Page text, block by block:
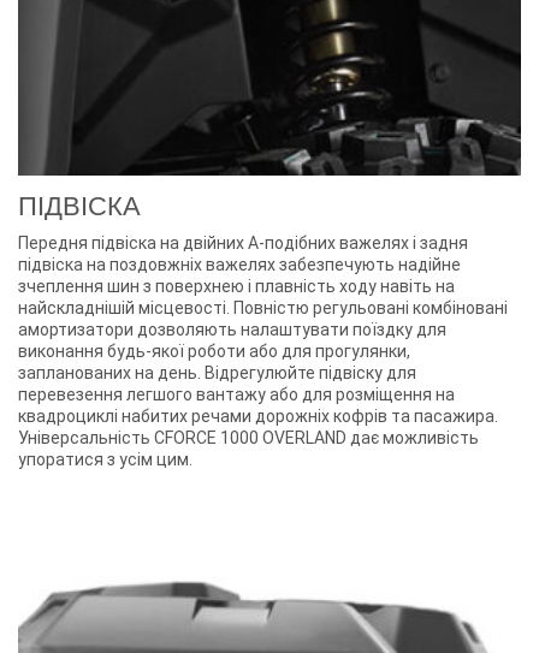
ПІДВІСКА
Передня підвіска на двійних A-подібних важелях і задня
підвіска на поздовжніх важелях забезпечують надійне
зчеплення шин з поверхнею і плавність ходу навіть на
найскладнішій місцевості. Повністю регульовані комбіновані
амортизатори дозволяють налаштувати поїздку для
виконання будь-якої роботи або для прогулянки,
запланованих на день. Відрегулюйте підвіску для
перевезення легшого вантажу або для розміщення на
квадроциклі набитих речами дорожніх кофрів та пасажира.
Універсальність CFORCE 1000 OVERLAND дає можливість
упоратися з усім цим.